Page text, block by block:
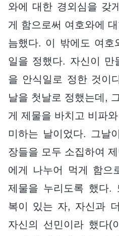
와에 대한 경외심을 갖
게 함으로써 여호와에
늠했다. 이 밖에도 여호
일을 정했다. 자신이 만
을 안식일로 정한 것이
날을 첫날로 정했는데,
게 제물을 바치고 비파
미하는 날이었다. 그날
장들을 모두 소집하여
에게 나누어 먹게 함으
제물을 누리도록 했다.
복이 있는 자, 자신과
자신의 선민이라 했다(